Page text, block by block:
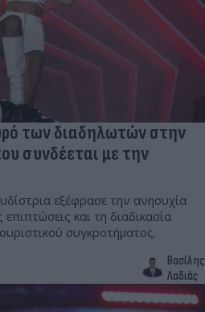
των διαδηλωτών στην
συνδέεται με την
εξέφρασε την ανησυχία
επιπτώσεις και τη διαδικασία
συγκροτήματος.
Βασίλης
Λαδιάς